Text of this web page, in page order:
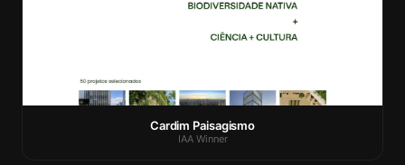
Cardim Paisagismo
IAA Winner